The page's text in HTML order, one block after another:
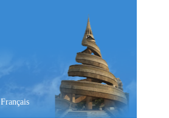
Français